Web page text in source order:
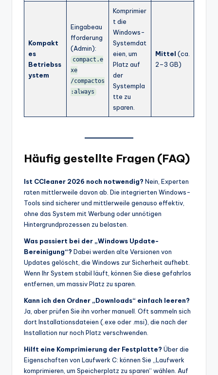
Kompakt
es
Betriebss
ystem
Eingabeau
fforderung
(Admin):
compact.e
xe
/compactos
:always
Komprimier
t die
Windows-
Systemdat
eien, um
Platz auf
der
Systempla
tte zu
sparen.
Mittel (ca.
2–3 GB)
Häufig gestellte Fragen (FAQ)
Ist CCleaner 2026 noch notwendig? Nein, Experten
raten mittlerweile davon ab. Die integrierten Windows-
Tools sind sicherer und mittlerweile genauso effektiv,
ohne das System mit Werbung oder unnötigen
Hintergrundprozessen zu belasten.
Was passiert bei der „Windows Update-
Bereinigung“? Dabei werden alte Versionen von
Updates gelöscht, die Windows zur Sicherheit aufhebt.
Wenn Ihr System stabil läuft, können Sie diese gefahrlos
entfernen, um massiv Platz zu sparen.
Kann ich den Ordner „Downloads“ einfach leeren?
Ja, aber prüfen Sie ihn vorher manuell. Oft sammeln sich
dort Installationsdateien (.exe oder .msi), die nach der
Installation nur noch Platz verschwenden.
Hilft eine Komprimierung der Festplatte? Über die
Eigenschaften von Laufwerk C: können Sie „Laufwerk
komprimieren, um Speicherplatz zu sparen“ wählen. Auf